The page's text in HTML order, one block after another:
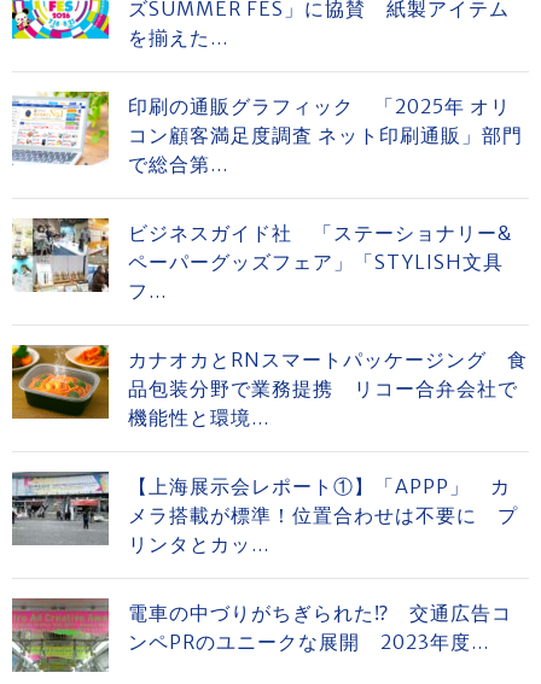
ズSUMMER FES」に協賛 紙製アイテム
を揃えた...
印刷の通販グラフィック 「2025年 オリ
コン顧客満足度調査 ネット印刷通販」部門
で総合第...
ビジネスガイド社 「ステーショナリー&
ペーパーグッズフェア」「STYLISH文具
フ...
カナオカとRNスマートパッケージング 食
品包装分野で業務提携 リコー合弁会社で
機能性と環境...
【上海展示会レポート①】「APPP」 カ
メラ搭載が標準！位置合わせは不要に プ
リンタとカッ...
電車の中づりがちぎられた⁉ 交通広告コ
ンペPRのユニークな展開 2023年度...